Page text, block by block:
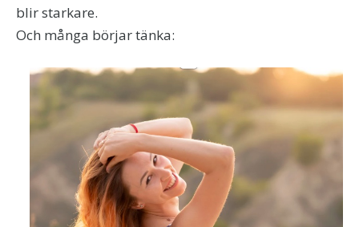
blir starkare.
Och många börjar tänka: